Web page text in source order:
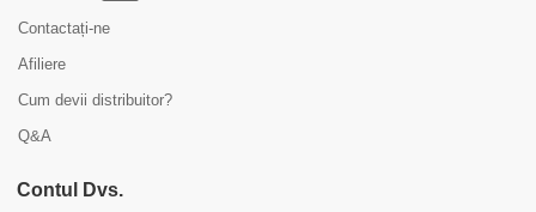
Contactați-ne
Afiliere
Cum devii distribuitor?
Q&A
Contul Dvs.